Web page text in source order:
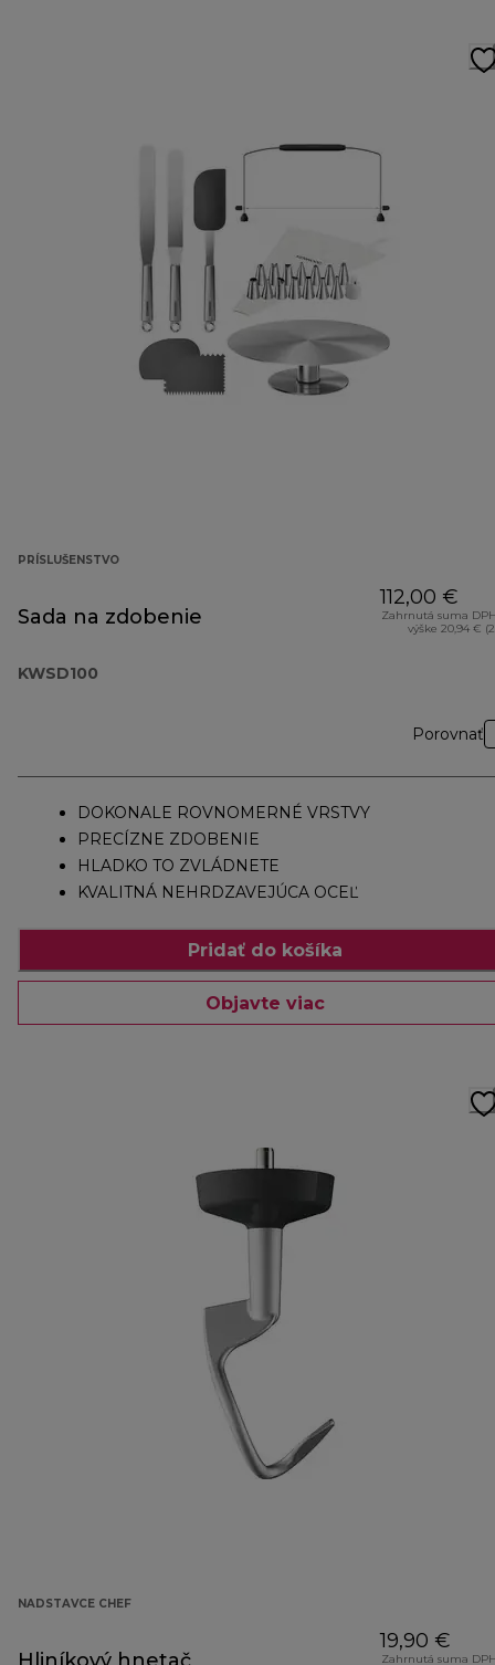
PRÍSLUŠENSTVO
Sada na zdobenie
KWSD100
112,00 €
Zahrnutá suma
výške 20,94 €
Porovnať
DOKONALE ROVNOMERNÉ VRSTVY
PRECÍZNE ZDOBENIE
HLADKO TO ZVLÁDNETE
KVALITNÁ NEHRDZAVEJÚCA OCEĽ
Pridať do košíka
Objavte viac
NADSTAVCE CHEF
19,90 €
Zahrnutá suma